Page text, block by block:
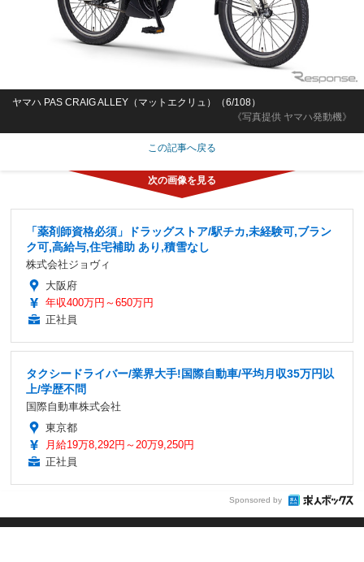
《写真提供 ヤマハ発動機》
ヤマハ PAS CRAIG ALLEY（マットエクリュ）（6/108）
この記事へ戻る
「薬剤師資格必須」ドラッグストア/駅チカ,未経験可,ブラン
ク可,高給与,住宅補助 あり,積雪なし
株式会社ジョヴィ
大阪府
年収400万円～650万円
正社員
タクシードライバー/業界大手!国際自動車/平均月収35万円以
上/学歴不問
国際自動車株式会社
東京都
月給19万8,292円～20万9,250円
正社員
Sponsored by